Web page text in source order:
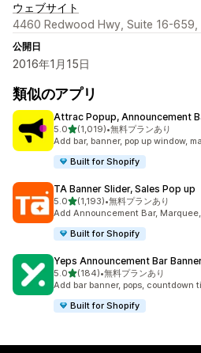
ウェブサイト
4460 Redwood Hwy, Suite 16-659,
公開日
2016年1月15日
類似のアプリ
Attrac Popup, Announcement
5.05つ星中
(1,019)
合計レビュー数：1019件
•無料プランあり
Add bar, banner, pop up window,
Built for Shopify
TA Banner Slider, Sales Pop up
5.05つ星中
(1,193)
合計レビュー数：1193件
•無料プランあり
Add Announcement Bar,
Built for Shopify
Yeps Announcement Bar
5.05つ星中
(184)
合計レビュー数：184件
•無料プランあり
Add bar banner, pops, countdown
Built for Shopify